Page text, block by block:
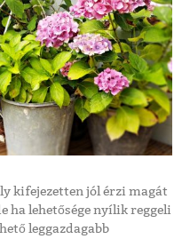
kifejezetten jól érzi magát
ha lehetősége nyílik reggeli
leggazdagabb